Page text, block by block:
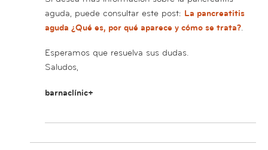
aguda, puede consultar este post: La pancreatitis
aguda ¿Qué es, por qué aparece y cómo se trata?.
Esperamos que resuelva sus dudas.
Saludos,
barnaclínic+